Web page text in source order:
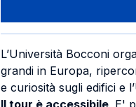
L’Università Bocconi
grandi in Europa,
e curiosità sugli edifici e
Il tour è accessibile. E'